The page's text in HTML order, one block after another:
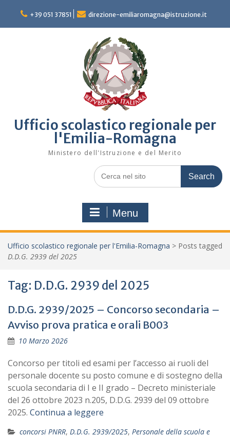
content
+39 051 37851 direzione-emiliaromagna@istruzione.it
Ufficio scolastico regionale per
l'Emilia-Romagna
Ministero dell'Istruzione e del Merito
Search
for:
Menu
Ufficio scolastico regionale per l'Emilia-Romagna > Posts tagged
D.D.G. 2939 del 2025
Tag: D.D.G. 2939 del 2025
D.D.G. 2939/2025 – Concorso secondaria –
Avviso prova pratica e orali B003
10 Marzo 2026
Concorso per titoli ed esami per l’accesso ai ruoli del
personale docente su posto comune e di sostegno della
scuola secondaria di I e II grado – Decreto ministeriale
del 26 ottobre 2023 n.205, D.D.G. 2939 del 09 ottobre
2025. Continua a leggere
concorsi PNRR, D.D.G. 2939/2025, Personale della scuola e